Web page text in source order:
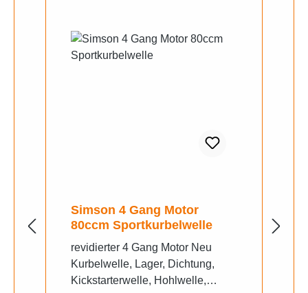
Simson 4 Gang Motor
80ccm Sportkurbelwelle
revidierter 4 Gang Motor Neu
Kurbelwelle, Lager, Dichtung,
Kickstarterwelle, Hohlwelle,